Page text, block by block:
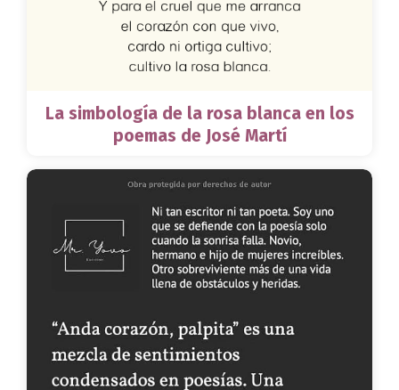
La simbología de la rosa blanca en los
poemas de José Martí